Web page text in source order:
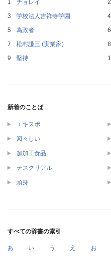
チョレイ
学校法人吉祥寺学園
為政者
松村謙三 (実業家)
堅持
新着のことば
エキスポ
図々しい
超加工食品
テスクリアル
頭身
すべての辞書の索引
あ い う え お